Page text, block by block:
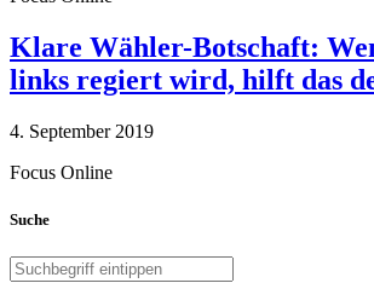
Klare Wähler-Botschaft:
links regiert wird, hilft das
4. September 2019
Focus Online
Suche